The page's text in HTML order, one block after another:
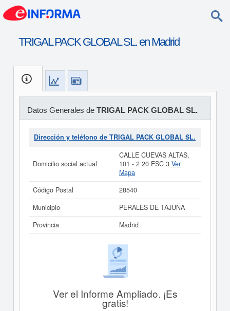
TRIGAL PACK GLOBAL SL. en Madrid
Datos Generales de TRIGAL PACK GLOBAL SL.
Dirección y teléfono de TRIGAL PACK GLOBAL SL.
Domicilio social actual
CALLE CUEVAS ALTAS,
101 - 2 20 ESC 3 Ver
Mapa
Código Postal
28540
Municipio
PERALES DE TAJUÑA
Provincia
Madrid
Ver el Informe Ampliado. ¡Es
gratis!